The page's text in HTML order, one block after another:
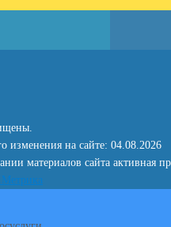
изменения на сайте: 04.08.2026
материалов сайта активная